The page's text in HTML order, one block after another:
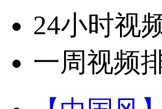
24小时视
一周视频